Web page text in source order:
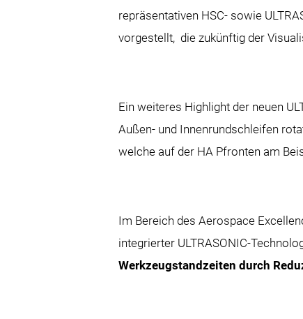
repräsentativen HSC- sowie
vorgestellt, die zukünftig der
Ein weiteres Highlight der neuen
Außen- und Innenrundschleifen
welche auf der HA Pfronten am
Im Bereich des Aerospace
integrierter ULTRASONIC-
Werkzeugstandzeiten durch